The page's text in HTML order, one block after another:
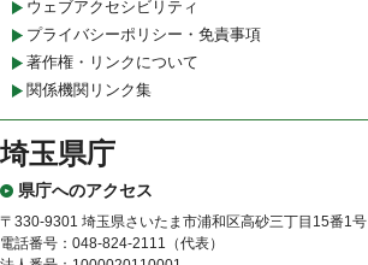
ウェブアクセシビリティ
プライバシーポリシー・免責事項
著作権・リンクについて
関係機関リンク集
埼玉県庁
県庁へのアクセス
〒330-9301 埼玉県さいたま市浦和区高砂三丁目15番1号
電話番号：048-824-2111（代表）